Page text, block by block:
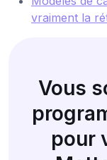
vraiment la
Vous
pour